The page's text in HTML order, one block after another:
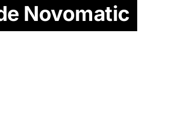
Novomatic